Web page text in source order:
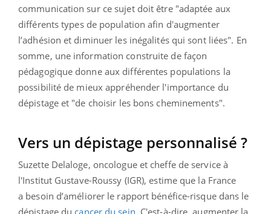
communication sur ce sujet doit être "adaptée aux
différents types de population afin d'augmenter
l’adhésion et diminuer les inégalités qui sont liées". En
somme, une information construite de façon
pédagogique donne aux différentes populations la
possibilité de mieux appréhender l'importance du
dépistage et "de choisir les bons cheminements".
Vers un dépistage personnalisé ?
Suzette Delaloge, oncologue et cheffe de service à
l'Institut Gustave-Roussy (IGR), estime que la France
a besoin d’améliorer le rapport bénéfice-risque dans le
dépistage du cancer du sein. C'est-à-dire, augmenter la